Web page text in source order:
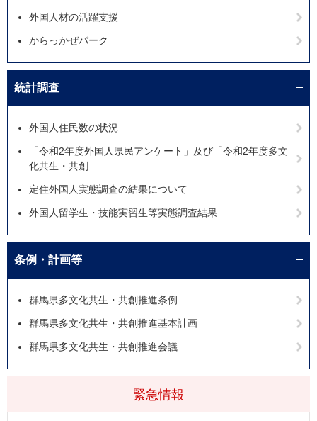
緊急情報
外国人材の活躍支援
からっかぜパーク
統計調査
外国人住民数の状況
「令和2年度外国人県民アンケート」及び「令和2年度多文
化共生・共創
定住外国人実態調査の結果について
外国人留学生・技能実習生等実態調査結果
条例・計画等
群馬県多文化共生・共創推進条例
群馬県多文化共生・共創推進基本計画
群馬県多文化共生・共創推進会議